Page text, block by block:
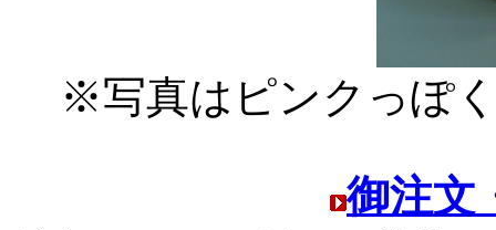
※写真はピンクっぽ
御注